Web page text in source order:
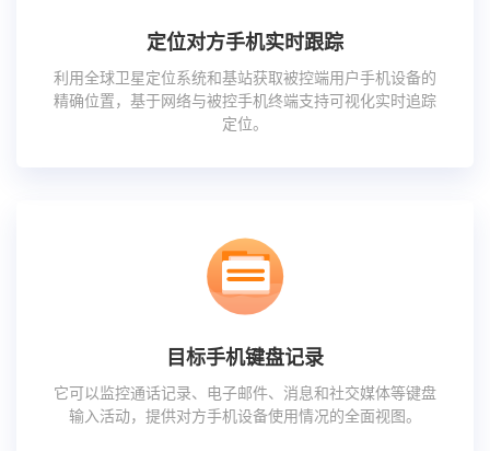
定位对方手机实时跟踪
利用全球卫星定位系统和基站获取被控端用户手机设备的
精确位置，基于网络与被控手机终端支持可视化实时追踪
定位。
目标手机键盘记录
它可以监控通话记录、电子邮件、消息和社交媒体等键盘
输入活动，提供对方手机设备使用情况的全面视图。